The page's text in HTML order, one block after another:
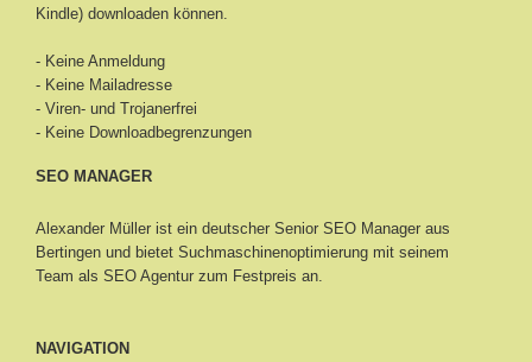
Kindle) downloaden können.
- Keine Anmeldung
- Keine Mailadresse
- Viren- und Trojanerfrei
- Keine Downloadbegrenzungen
SEO MANAGER
Alexander Müller ist ein deutscher Senior SEO Manager aus
Bertingen und bietet Suchmaschinenoptimierung mit seinem
Team als SEO Agentur zum Festpreis an.
NAVIGATION